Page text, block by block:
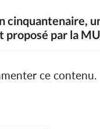
cinquantenaire,
par la
ce contenu.